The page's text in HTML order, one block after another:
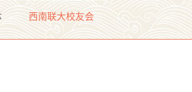
西南联大校友会